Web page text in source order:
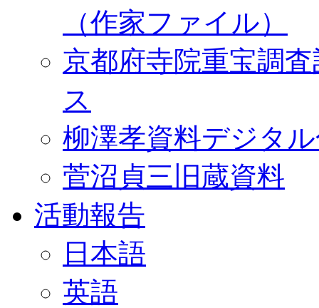
（作家ファイル）
京都府寺院重宝調
ス
柳澤孝資料デジタ
菅沼貞三旧蔵資料
活動報告
日本語
英語